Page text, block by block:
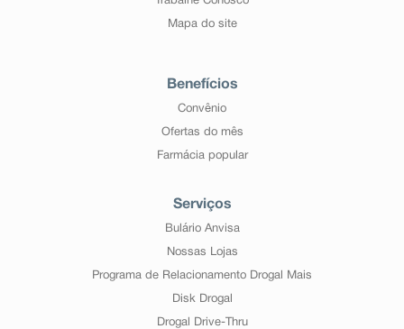
Mapa do site
Benefícios
Convênio
Ofertas do mês
Farmácia popular
Serviços
Bulário Anvisa
Nossas Lojas
Programa de Relacionamento Drogal Mais
Disk Drogal
Drogal Drive-Thru